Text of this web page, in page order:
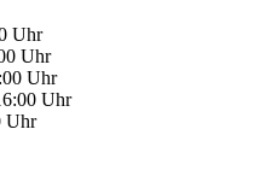
Uhr
Uhr
Uhr
Uhr
Uhr